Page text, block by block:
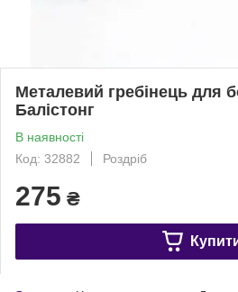
Металевий гребінець для
Балістонг
В наявності
Код: 32882
Роздріб
275 ₴